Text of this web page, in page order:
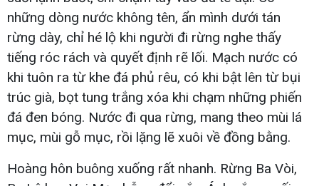
những dòng nước không tên, ẩn mình dưới tán
rừng dày, chỉ hé lộ khi người đi rừng nghe thấy
tiếng róc rách và quyết định rẽ lối. Mạch nước có
khi tuôn ra từ khe đá phủ rêu, có khi bật lên từ bụi
trúc già, bọt tung trắng xóa khi chạm những phiến
đá đen bóng. Nước đi qua rừng, mang theo mùi lá
mục, mùi gỗ mục, rồi lặng lẽ xuôi về đồng bằng.
Hoàng hôn buông xuống rất nhanh. Rừng Ba Vòi,